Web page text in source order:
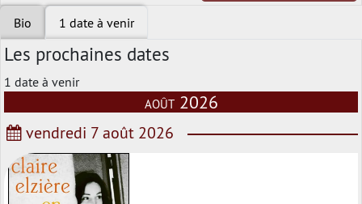
Bio 1 date à venir
Les prochaines dates
1 date à venir
août 2026
vendredi 7 août 2026